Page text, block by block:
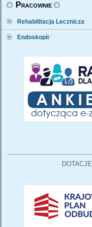
Pracownie
Rehabilitacja Lecznicza
Endoskopii
DOTACJE